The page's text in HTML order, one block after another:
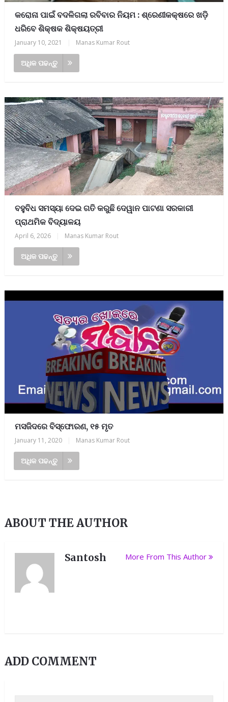
କରୋନା ପାଇଁ ବଦଳିଗଲା ରବିବାର ନିୟମ : ଶ୍ରେଣୀକକ୍ଷରେ ଖଡ଼ି
ଧରିବେ ଶିକ୍ଷକ ଶିକ୍ଷୟତ୍ରୀ
January 10, 2021 Manas Kumar Rout
ଅଧିକ ପଢନ୍ତୁ
ବହୁବିଧ ସମସ୍ୟା ଦେଇ ଗତି କରୁଛି ଦେୱାନ ପାଟଣା ସରକାରୀ
ପ୍ରାଥମିକ ବିଦ୍ୟାଳୟ
April 6, 2026 Manas Kumar Rout
ଅଧିକ ପଢନ୍ତୁ
ମସଜିଦରେ ବିସ୍ଫୋରଣ, ୧୫ ମୃତ
January 11, 2020 Manas Kumar Rout
ଅଧିକ ପଢନ୍ତୁ
ABOUT THE AUTHOR
Santosh More From This Author
ADD COMMENT